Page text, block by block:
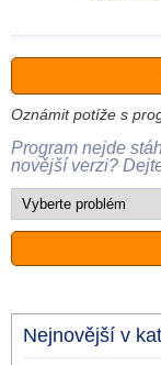
Oznámit potíže s
Program nejde
novější verzi?
Nejnovější v